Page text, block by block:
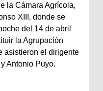
la Cámara Agrícola,
XIII, donde se
del 14 de abril
la Agrupación
asistieron el dirigente
Antonio Puyo.